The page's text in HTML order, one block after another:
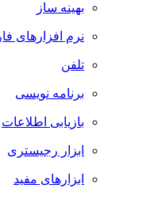
بهینه ساز
نرم افزارهای
تلفن
برنامه نویسی
بازیابی اطلاعات
ابزار رجیستری
ابزارهای مفید